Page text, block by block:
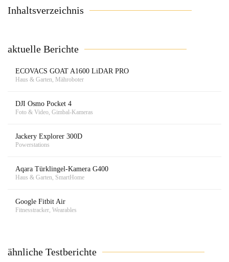
Inhaltsverzeichnis
aktuelle Berichte
ECOVACS GOAT A1600 LiDAR PRO
Haus & Garten, Mähroboter
DJI Osmo Pocket 4
Foto & Video, Gimbal-Kameras
Jackery Explorer 300D
Powerstations
Aqara Türklingel-Kamera G400
Haus & Garten, SmartHome
Google Fitbit Air
Fitnesstracker, Wearables
ähnliche Testberichte